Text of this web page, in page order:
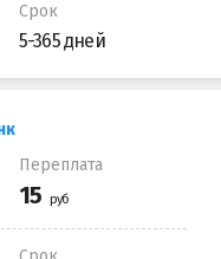
Срок
5-365 дней
Переплата